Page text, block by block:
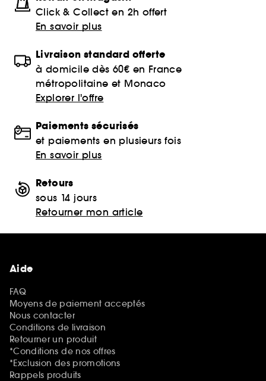
Click & Collect en 2h offert
En savoir plus
Livraison standard offerte
à domicile dès 60€ en France
métropolitaine et Monaco
Explorer l'offre
Paiements sécurisés
et paiements en plusieurs fois
En savoir plus
Retours
sous 14 jours
Retourner mon article
Aide
FAQ
Moyens de paiement acceptés
Nous contacter
Conditions de livraison
Retourner un produit
*Conditions de nos offres
*Exclusion des promotions
Rappels produits